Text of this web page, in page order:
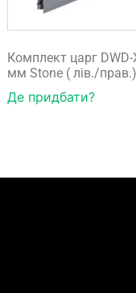
Комплект царг DWD-
мм Stone ( лів./прав.)
Де придбати?